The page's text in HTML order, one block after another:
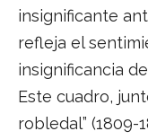
insignificante
refleja el
insignificancia
Este cuadro,
robledal” (1809-